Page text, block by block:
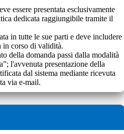
essere presentata esclusivamente
dedicata raggiungibile tramite il
in tutte le sue parti e deve includere
in corso di validità.
della domanda passi dalla modalità
l'avvenuta presentazione della
dal sistema mediante ricevuta
via e-mail.